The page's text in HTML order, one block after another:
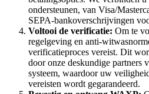
ondersteunen, van Visa/
SEPA-bankoverschrijvingen
Voltooi de verificatie: Om te
regelgeving en anti-
verificatieproces vereist. Dit
door onze deskundige partners
systeem, waardoor uw
vereisten wordt gegarandeerd.